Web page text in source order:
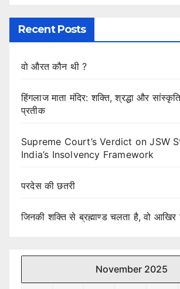
Recent Posts
वो औरत कौन थी ?
हिंगलाज माता मंदिर: शक्ति, श्रद्धा और
प्रतीक
Supreme Court’s Verdict on JSW
India’s Insolvency Framework
परदेस की छतरी
जिनकी शक्ति से ब्रह्माण्ड चलता है, वो आखिर
November 2025